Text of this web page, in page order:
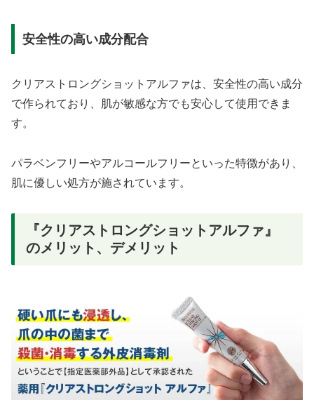
安全性の高い成分配合
クリアストロングショットアルファは、安全性の高い成分
で作られており、肌が敏感な方でも安心して使用できま
す。
パラベンフリーやアルコールフリーといった特徴があり、
肌に優しい処方が施されています。
『クリアストロングショットアルファ』
のメリット、デメリット